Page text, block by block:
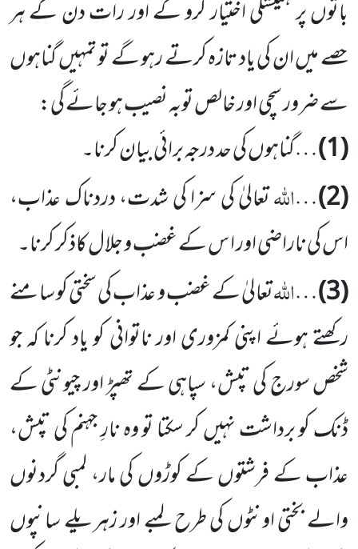
باتوں پر ہمیشگی اختیار کرو گے اور رات دن کے ہر
حصے میں ان کی یاد تازہ کرتے رہو گے تو تمہیں گناہوں
سے ضرور سچی اور خالص توبہ نصیب ہو جائے گی:
(1) …گناہوں کی حد درجہ برائی بیان کرنا۔
(2)
…اللہتعالیٰ کی سزا کی شدت، دردناک عذاب،
اس کی ناراضی اور ا س کے غضب و جلال کاذکر کرنا۔
(3)
…اللہتعالیٰ کے غضب و عذاب کی سختی کو سامنے
رکھتے ہوئے اپنی کمزوری اور ناتوانی کو یاد کرنا کہ جو
شخص سورج کی تپش، سپاہی کے تھپڑ اور چیونٹی کے
ڈنک کو برداشت نہیں کر سکتا تو وہ نارِ جہنم کی تپش،
عذاب کے فرشتوں کے کوڑوں کی مار، لمبی گردنوں
والے بختی اونٹوں کی طرح لمبے اور زہریلے سانپوں